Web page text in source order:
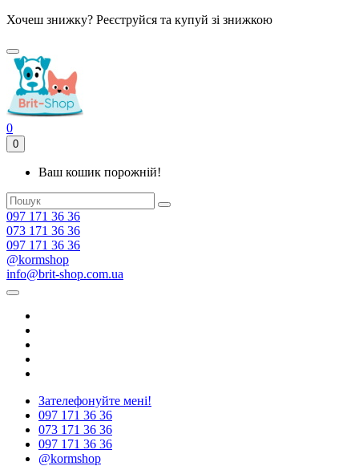
Хочеш знижку? Реєструйся та купуй зі знижкою
0
0
Ваш кошик порожній!
097 171 36 36
073 171 36 36
097 171 36 36
@kormshop
info@brit-shop.com.ua
Зателефонуйте мені!
097 171 36 36
073 171 36 36
097 171 36 36
@kormshop